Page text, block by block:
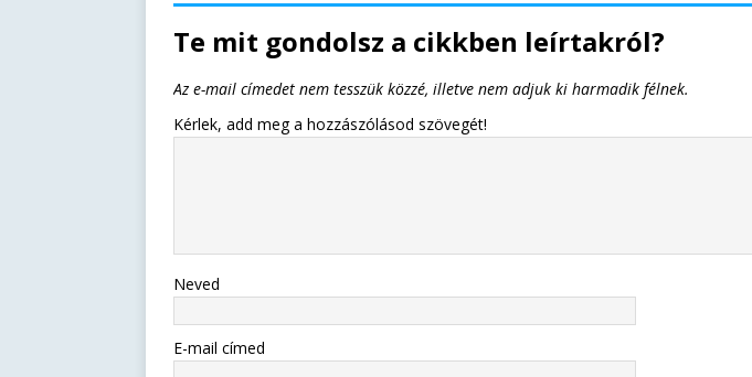
Te mit gondolsz a cikkben leírtakról?
Az e-mail címedet nem tesszük közzé, illetve nem adjuk ki harmadik félnek.
Kérlek, add meg a hozzászólásod szövegét!
Neved
E-mail címed